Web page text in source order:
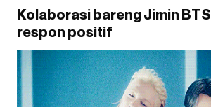
Kolaborasi bareng Jimin
respon positif